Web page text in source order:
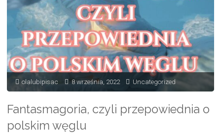
olalubipisac 8 września, 2022 Uncategorized
Fantasmagoria, czyli przepowiednia o
polskim węglu